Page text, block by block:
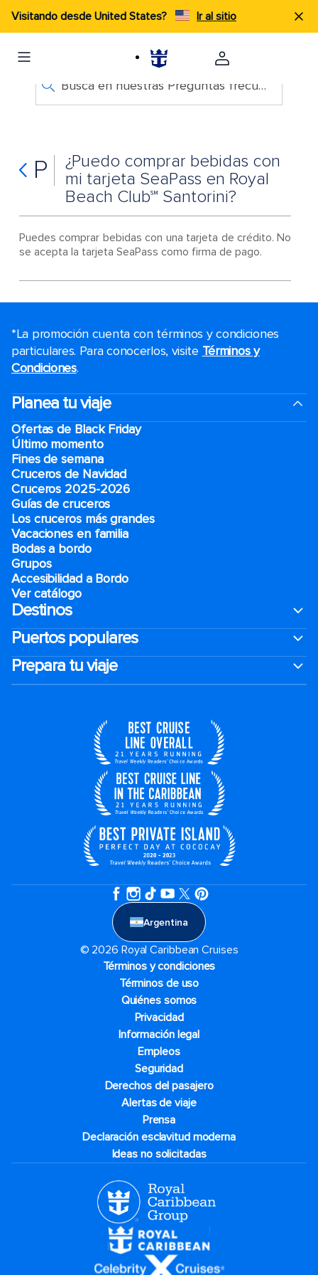
Visitando desde United States? Ir al sitio
Busca en nuestras Preguntas frecuentes
P
¿Puedo comprar bebidas con
mi tarjeta SeaPass en Royal
Beach Club℠ Santorini?
Puedes comprar bebidas con una tarjeta de crédito. No
se acepta la tarjeta SeaPass como firma de pago.
*La promoción cuenta con términos y condiciones
particulares. Para conocerlos, visite Términos y
Condiciones.
Planea tu viaje
Ofertas de Black Friday
Último momento
Fines de semana
Cruceros de Navidad
Cruceros 2025-2026
Guías de cruceros
Los cruceros más grandes
Vacaciones en familia
Bodas a bordo
Grupos
Accesibilidad a Bordo
Ver catálogo
Destinos
Puertos populares
Prepara tu viaje
Argentina
© 2026 Royal Caribbean Cruises
Términos y condiciones
Términos de uso
Quiénes somos
Privacidad
Información legal
Empleos
Seguridad
Derechos del pasajero
Alertas de viaje
Prensa
Declaración esclavitud moderna
Ideas no solicitadas